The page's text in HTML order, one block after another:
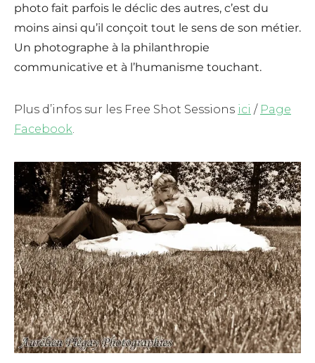
photo fait parfois le déclic des autres, c’est du
moins ainsi qu’il conçoit tout le sens de son métier.
Un photographe à la philanthropie
communicative et à l’humanisme touchant.
Plus d’infos sur les Free Shot Sessions ici / Page
Facebook.